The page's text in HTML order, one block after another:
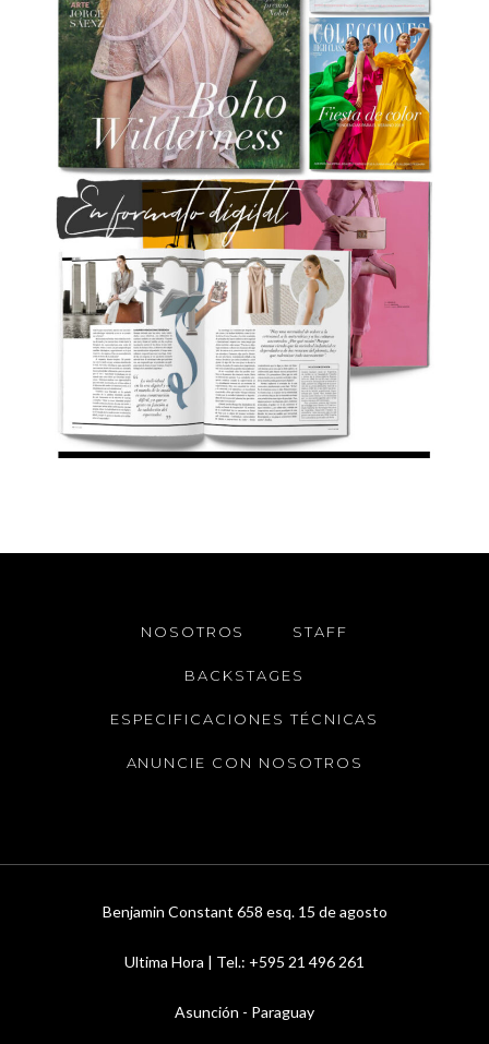
NOSOTROS STAFF
BACKSTAGES
ESPECIFICACIONES TÉCNICAS
ANUNCIE CON NOSOTROS
Benjamin Constant 658 esq. 15 de agosto
Ultima Hora | Tel.: +595 21 496 261
Asunción - Paraguay